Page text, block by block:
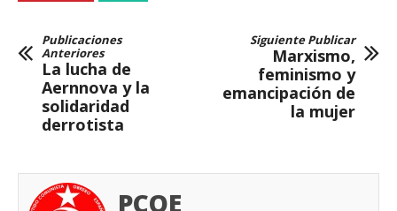
Publicaciones
Anteriores
La lucha de
Aernnova y la
solidaridad
derrotista
Siguiente Publicar
Marxismo,
feminismo y
emancipación de
la mujer
PCOE